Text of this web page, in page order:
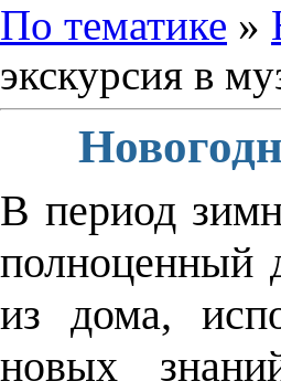
По тематике »
экскурсия в
В период
полноценный
из дома,
новых